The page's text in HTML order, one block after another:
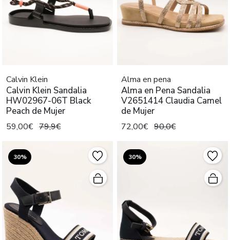
Calvin Klein
Calvin Klein Sandalia
HW02967-06T Black
Peach de Mujer
59,00€ 79,9€
Alma en pena
Alma en Pena Sandalia
V2651414 Claudia Camel
de Mujer
72,00€ 90,0€
30% 30%